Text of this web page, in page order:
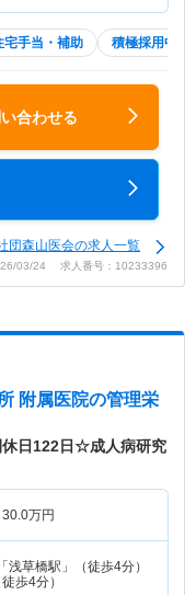
宅手当・補助 積極採用中
合わせる
団森山医会の求人一覧
03/24 求人番号：10233396
附属医院の管理栄
休日122日☆成人病研究
30.0万円
浅草橋駅」（徒歩4分）
歩4分）